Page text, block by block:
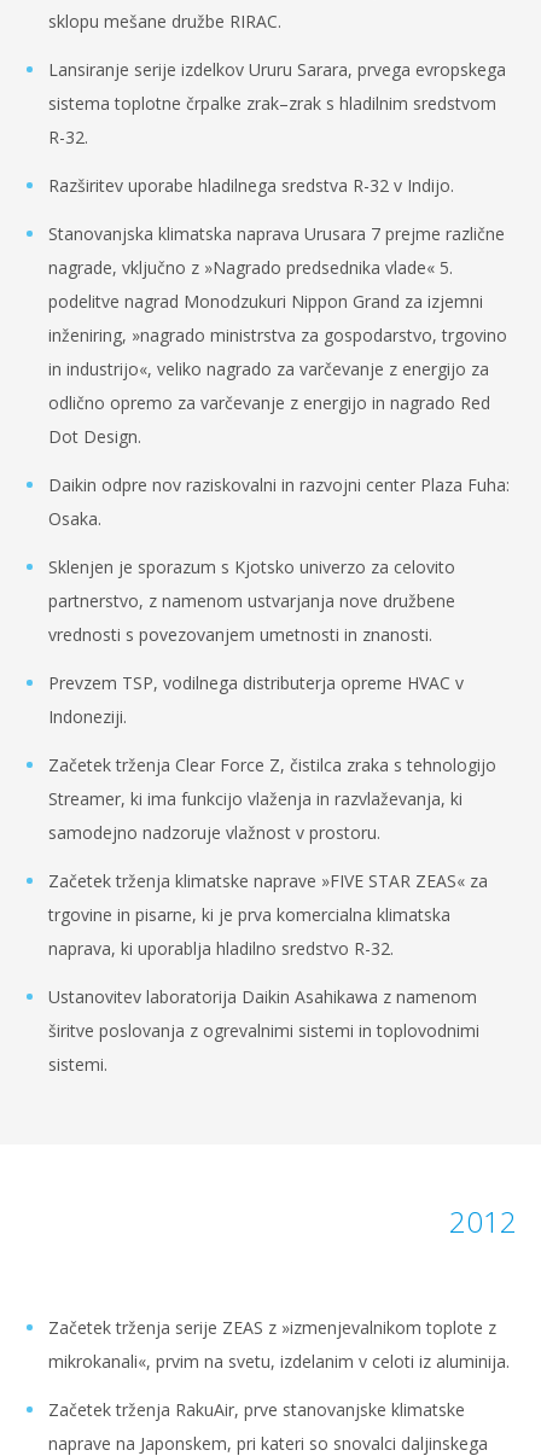
sklopu mešane družbe RIRAC.
Lansiranje serije izdelkov Ururu Sarara, prvega evropskega
sistema toplotne črpalke zrak–zrak s hladilnim sredstvom
R-32.
Razširitev uporabe hladilnega sredstva R-32 v Indijo.
Stanovanjska klimatska naprava Urusara 7 prejme različne
nagrade, vključno z »Nagrado predsednika vlade« 5.
podelitve nagrad Monodzukuri Nippon Grand za izjemni
inženiring, »nagrado ministrstva za gospodarstvo, trgovino
in industrijo«, veliko nagrado za varčevanje z energijo za
odlično opremo za varčevanje z energijo in nagrado Red
Dot Design.
Daikin odpre nov raziskovalni in razvojni center Plaza Fuha:
Osaka.
Sklenjen je sporazum s Kjotsko univerzo za celovito
partnerstvo, z namenom ustvarjanja nove družbene
vrednosti s povezovanjem umetnosti in znanosti.
Prevzem TSP, vodilnega distributerja opreme HVAC v
Indoneziji.
Začetek trženja Clear Force Z, čistilca zraka s tehnologijo
Streamer, ki ima funkcijo vlaženja in razvlaževanja, ki
samodejno nadzoruje vlažnost v prostoru.
Začetek trženja klimatske naprave »FIVE STAR ZEAS« za
trgovine in pisarne, ki je prva komercialna klimatska
naprava, ki uporablja hladilno sredstvo R-32.
Ustanovitev laboratorija Daikin Asahikawa z namenom
širitve poslovanja z ogrevalnimi sistemi in toplovodnimi
sistemi.
2012
Začetek trženja serije ZEAS z »izmenjevalnikom toplote z
mikrokanali«, prvim na svetu, izdelanim v celoti iz aluminija.
Začetek trženja RakuAir, prve stanovanjske klimatske
naprave na Japonskem, pri kateri so snovalci daljinskega